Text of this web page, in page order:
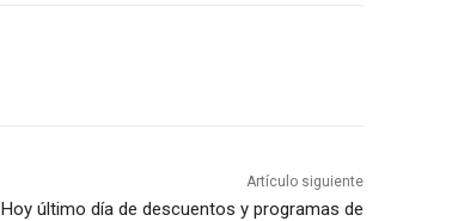
Artículo siguiente
Hoy último día de descuentos y programas de